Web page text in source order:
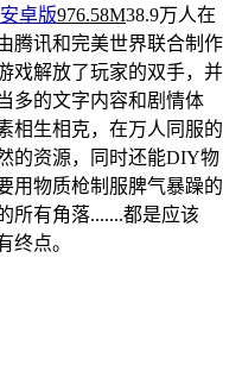
卓版976.58M38.9万人在
腾讯和完美世界联合制作
戏解放了玩家的双手，并
多的文字内容和剧情体
相生相克，在万人同服的
的资源，同时还能DIY物
用物质枪制服脾气暴躁的
所有角落.......都是应该
终点。